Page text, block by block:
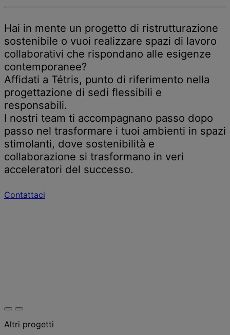
Hai in mente un progetto di ristrutturazione
sostenibile o vuoi realizzare spazi di lavoro
collaborativi che rispondano alle esigenze
contemporanee?
Affidati a Tétris, punto di riferimento nella
progettazione di sedi flessibili e
responsabili.
I nostri team ti accompagnano passo dopo
passo nel trasformare i tuoi ambienti in spazi
stimolanti, dove sostenibilità e
collaborazione si trasformano in veri
acceleratori del successo.
Contattaci
Altri progetti